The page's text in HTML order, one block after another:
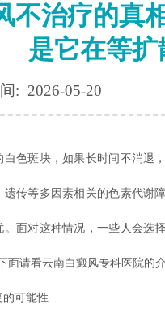
不治疗的真
是它在等扩
: 2026-05-20
斑块，如果长时间不消退，
遗传等多因素相关的色素代谢
。面对这种情况，一些人会选
面请看云南白癜风专科医院的介
可能性